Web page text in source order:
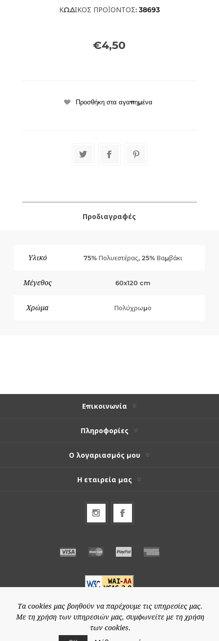
ΚΩΔΙΚΟΣ ΠΡΟΪΟΝΤΟΣ: 38693
€4,50
Προδιαγραφές
Υλικό 75% Πολυεστέρας, 25% Βαμβάκι
Μέγεθος 60x120 cm
Χρώμα Πολύχρωμο
Επικοινωνία
Πληροφορίες
Ο λογαριασμός μου
Η εταιρεία μας
© 2026 Special-price.gr
Powered by
Τα cookies μας βοηθούν να παρέχουμε τις υπηρεσίες μας.
Με τη χρήση των υπηρεσιών μας, συμφωνείτε με τη χρήση
των cookies.